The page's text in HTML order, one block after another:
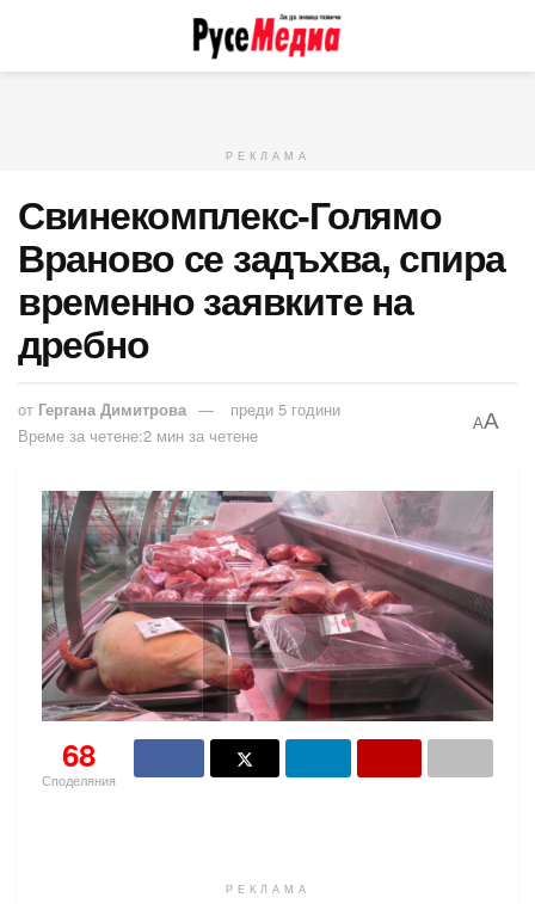
РЕКЛАМА
Свинекомплекс-Голямо
Враново се задъхва, спира
временно заявките на
дребно
от Гергана Димитрова
преди 5 години
Време за четене:2 мин за четене
AA
68
Споделяния
РЕКЛАМА